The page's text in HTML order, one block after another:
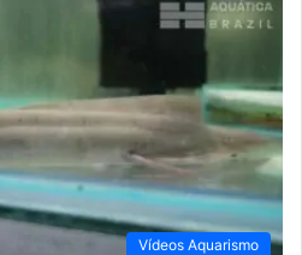
Vídeos Aquarismo